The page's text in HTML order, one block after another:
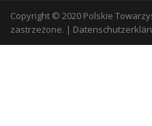
Copyright © 2020 Polskie
zastrzeżone. |